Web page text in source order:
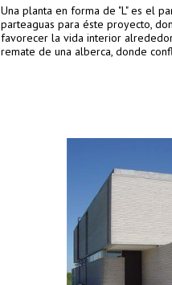
Una planta en forma de "L" es el
parteaguas para éste proyecto,
favorecer la vida interior
remate de una alberca, donde